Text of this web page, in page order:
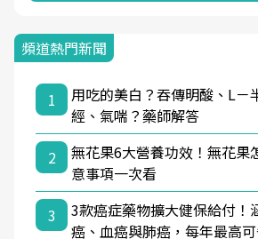
頻道熱門新聞
1
用吃的美白？吞傳明酸、L－
經、氣喘？藥師解答
2
無花果6大營養功效！無花果
意事項一次看
3
3款癌症藥物擴大健保給付！
癌、血癌與肺癌，每年最高